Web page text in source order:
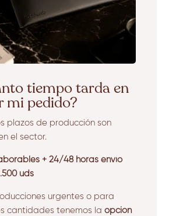
tiempo tarda en
mi pedido?
plazos de producción son
el sector.
+ 24/48 horas envío
uds
urgentes o para
cantidades tenemos la opción